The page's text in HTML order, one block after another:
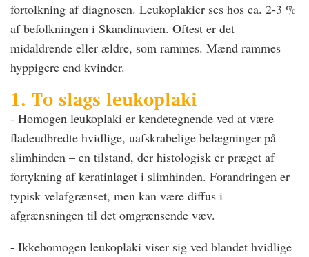
fortolkning af diagnosen. Leukoplakier ses hos ca. 2-3 %
af befolkningen i Skandinavien. Oftest er det
midaldrende eller ældre, som rammes. Mænd rammes
hyppigere end kvinder.
1. To slags leukoplaki
- Homogen leukoplaki er kendetegnende ved at være
fladeudbredte hvidlige, uafskrabelige belægninger på
slimhinden – en tilstand, der histologisk er præget af
fortykning af keratinlaget i slimhinden. Forandringen er
typisk velafgrænset, men kan være diffus i
afgrænsningen til det omgrænsende væv.
- Ikkehomogen leukoplaki viser sig ved blandet hvidlige